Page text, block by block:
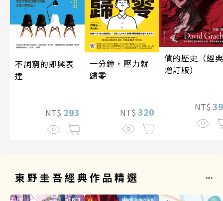
不詞窮的即興表
達
NT$ 293
一分鐘，壓力就
歸零
NT$ 320
債的歷史（經典
增訂版）
NT$
東野圭吾經典作品精選